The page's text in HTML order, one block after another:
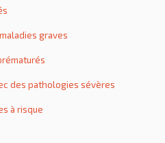
graves
des pathologies sévères
à risque